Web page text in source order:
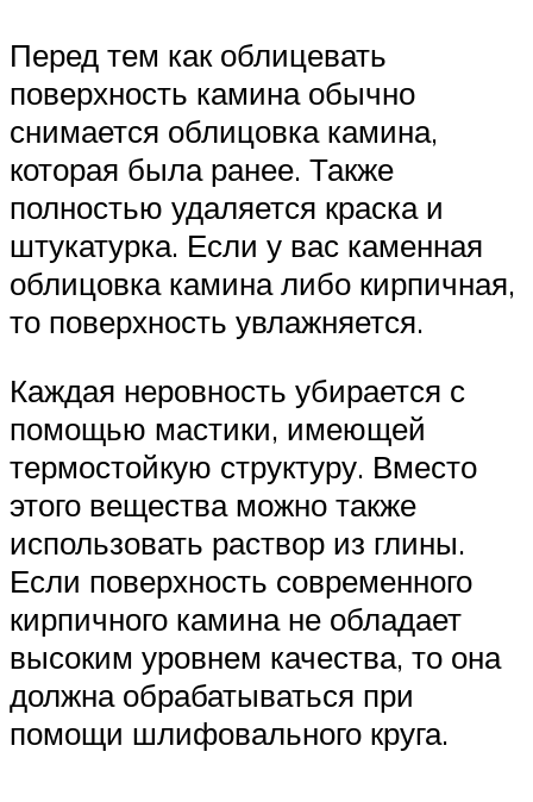
Перед тем как облицевать
поверхность камина обычно
снимается облицовка камина,
которая была ранее. Также
полностью удаляется краска и
штукатурка. Если у вас каменная
облицовка камина либо кирпичная,
то поверхность увлажняется.
Каждая неровность убирается с
помощью мастики, имеющей
термостойкую структуру. Вместо
этого вещества можно также
использовать раствор из глины.
Если поверхность современного
кирпичного камина не обладает
высоким уровнем качества, то она
должна обрабатываться при
помощи шлифовального круга.